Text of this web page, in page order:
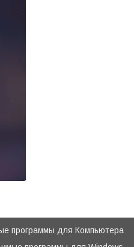
программы для Компьютера